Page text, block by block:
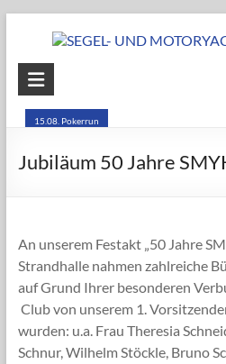
SEGEL-
UND
MOTORYACHT-
e.V.
15.08. Pokerrun
Jubiläum 50 Jahre
An unserem Festakt „50 Jahre
Strandhalle nahmen zahlreiche
auf Grund Ihrer besonderen
Club von unserem 1.
wurden: u.a. Frau Theresia
Schnur, Wilhelm Stöckle, Bruno